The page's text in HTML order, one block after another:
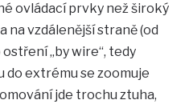
ovládací prvky než široký
na vzdálenější straně (od
„by wire“, tedy
extrému se zoomuje
jde trochu ztuha,